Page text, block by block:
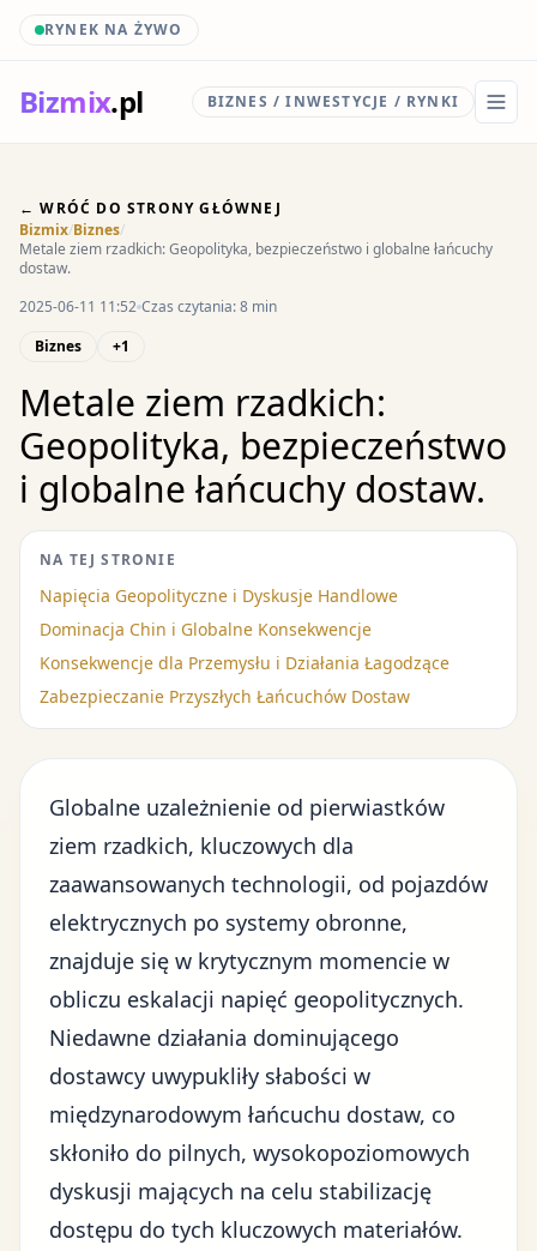
RYNEK NA ŻYWO
Bizmix.pl BIZNES / INWESTYCJE / RYNKI
← WRÓĆ DO STRONY GŁÓWNEJ
Bizmix/Biznes/
Metale ziem rzadkich: Geopolityka, bezpieczeństwo i globalne łańcuchy
dostaw.
2025-06-11 11:52 Czas czytania: 8 min
Biznes
+1
Metale ziem rzadkich:
Geopolityka, bezpieczeństwo
i globalne łańcuchy dostaw.
NA TEJ STRONIE
Napięcia Geopolityczne i Dyskusje Handlowe
Dominacja Chin i Globalne Konsekwencje
Konsekwencje dla Przemysłu i Działania Łagodzące
Zabezpieczanie Przyszłych Łańcuchów Dostaw
Globalne uzależnienie od pierwiastków
ziem rzadkich, kluczowych dla
zaawansowanych technologii, od pojazdów
elektrycznych po systemy obronne,
znajduje się w krytycznym momencie w
obliczu eskalacji napięć geopolitycznych.
Niedawne działania dominującego
dostawcy uwypukliły słabości w
międzynarodowym łańcuchu dostaw, co
skłoniło do pilnych, wysokopoziomowych
dyskusji mających na celu stabilizację
dostępu do tych kluczowych materiałów.